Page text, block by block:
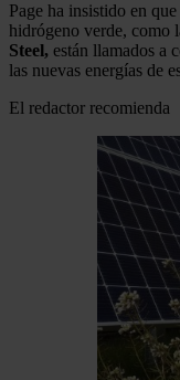
Page ha insistido en
hidrógeno verde, como
Steel, están llamados a
las nuevas energías de
El redactor recomienda